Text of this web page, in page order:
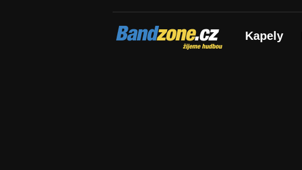
Bandzone.cz
žijeme hudbou Kapely